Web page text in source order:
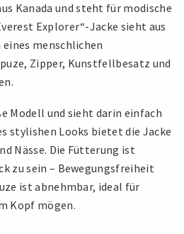
Kanada und steht für modische
Explorer“-Jacke sieht aus
menschlichen
Zipper, Kunstfellbesatz und
Modell und sieht darin einfach
stylishen Looks bietet die Jacke
Nässe. Die Fütterung ist
zu sein – Bewegungsfreiheit
ist abnehmbar, ideal für
Kopf mögen.